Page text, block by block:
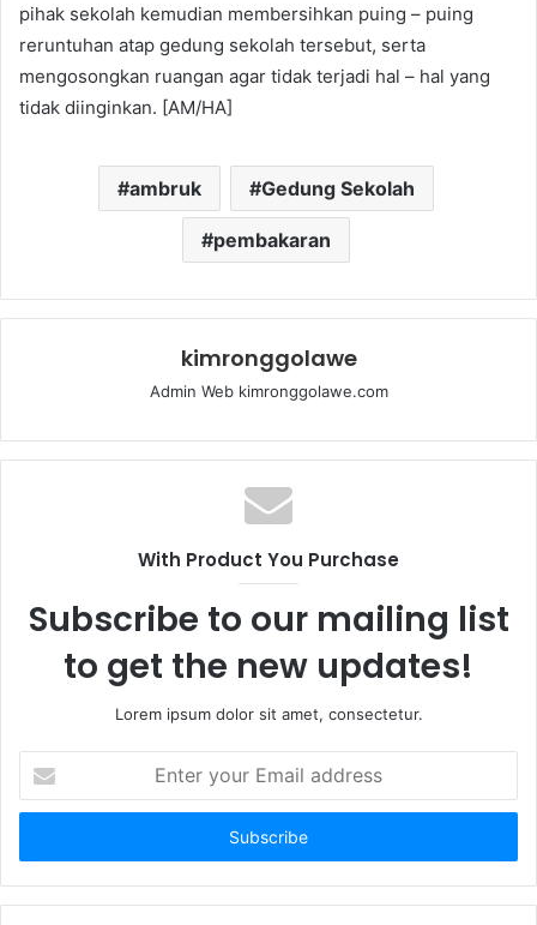
pihak sekolah kemudian membersihkan puing – puing
reruntuhan atap gedung sekolah tersebut, serta
mengosongkan ruangan agar tidak terjadi hal – hal yang
tidak diinginkan. [AM/HA]
ambruk Gedung Sekolah
pembakaran
kimronggolawe
Admin Web kimronggolawe.com
With Product You Purchase
Subscribe to our mailing list
to get the new updates!
Lorem ipsum dolor sit amet, consectetur.
t
r
y